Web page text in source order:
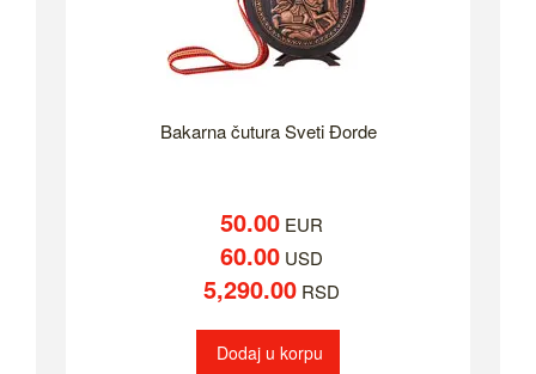
Bakarna čutura Sveti Đorde
50.00EUR
60.00USD
5,290.00RSD
Dodaj u korpu